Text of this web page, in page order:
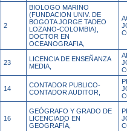
2
BIOLOGO MARINO
(FUNDACION UNIV. DE
BOGOTA JORGE TADEO
LOZANO-COLOMBIA),
DOCTOR EN
OCEANOGRAFIA,
23
LICENCIA DE ENSEÑANZA
MEDIA,
14
CONTADOR PUBLICO-
CONTADOR AUDITOR,
16
GEÓGRAFO Y GRADO DE
LICENCIADO EN
GEOGRAFÍA,